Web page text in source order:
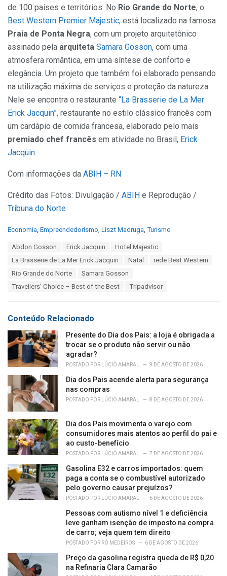
de 100 países e territórios. No Rio Grande do Norte, o
Best Western Premier Majestic, está localizado na famosa
Praia de Ponta Negra, com um projeto arquitetônico
assinado pela arquiteta Samara Gosson, com uma
atmosfera romântica, em uma síntese de conforto e
elegância. Um projeto que também foi elaborado pensando
na utilização máxima de serviços e proteção da natureza.
Nele se encontra o restaurante “La Brasserie de La Mer
Erick Jacquin”, restaurante no estilo clássico francês com
um cardápio de comida francesa, elaborado pelo mais
premiado chef francês em atividade no Brasil, Erick
Jacquin.
Com informações da ABIH – RN
Crédito das Fotos: Divulgação / ABIH e Reprodução /
Tribuna do Norte
C
:
Economia, Empreendedorismo, Liszt Madruga, Turismo
Abdon Gosson Erick Jacquin
Hotel Majestic
La Brasserie de La Mer Erick Jacquin
Natal
rede Best Western
Rio Grande do Norte
Samara Gosson
Travellers’ Choice – Best of the Best
Tripadvisor
Conteúdo Relacionado
Presente do Dia dos Pais: a loja é obrigada a
trocar se o produto não servir ou não
agradar?
POSTADO POR LÚCIO AMARAL 9 DE AGOSTO DE 2026
Dia dos Pais acende alerta para segurança
nas compras
POSTADO POR LÚCIO AMARAL 8 DE AGOSTO DE 2026
Dia dos Pais movimenta o varejo com
consumidores mais atentos ao perfil do pai e
ao custo-benefício
POSTADO POR LÚCIO AMARAL 7 DE AGOSTO DE 2026
Gasolina E32 e carros importados: quem
paga a conta se o combustível autorizado
pelo governo causar prejuízos?
POSTADO POR LÚCIO AMARAL 6 DE AGOSTO DE 2026
Pessoas com autismo nível 1 e deficiência
leve ganham isenção de imposto na compra
de carro; veja quem tem direito
POSTADO POR RÔ MEDEIROS 6 DE AGOSTO DE 2026
Preço da gasolina registra queda de R$ 0,20
na Refinaria Clara Camarão